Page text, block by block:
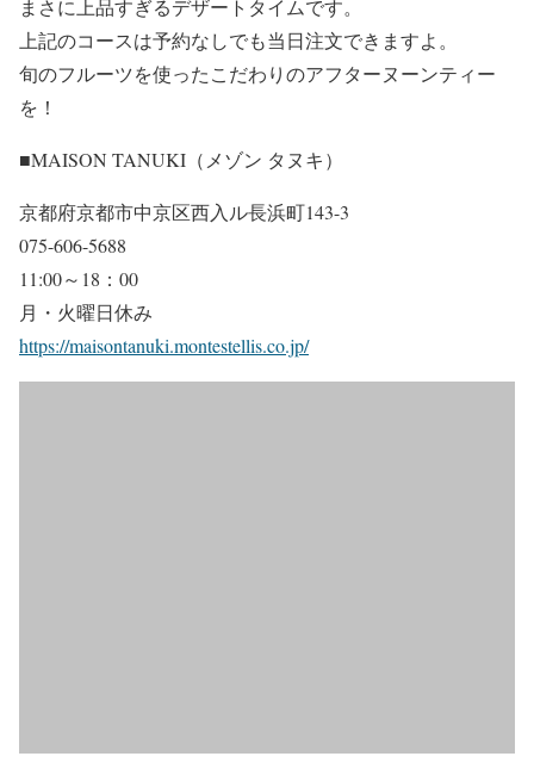
まさに上品すぎるデザートタイムです。
上記のコースは予約なしでも当日注文できますよ。
旬のフルーツを使ったこだわりのアフターヌーンティー
を！
■MAISON TANUKI（メゾン タヌキ）
京都府京都市中京区西入ル長浜町143-3
075-606-5688
11:00～18：00
月・火曜日休み
https://maisontanuki.montestellis.co.jp/